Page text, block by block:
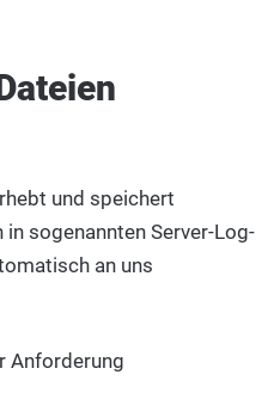
und speichert
sogenannten Server-Log-
an uns
Anforderung